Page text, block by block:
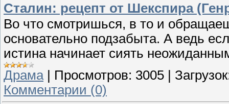
Сталин: рецепт от Шекспира
Во что смотришься, в то и
основательно подзабыта. А ведь
истина начинает сиять
Драма | Просмотров: 3005 |
Комментарии (0)